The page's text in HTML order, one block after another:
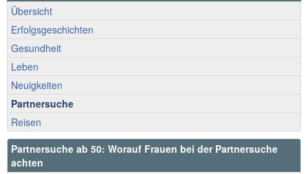
Übersicht
Erfolgsgeschichten
Gesundheit
Leben
Neuigkeiten
Partnersuche
Reisen
Partnersuche ab 50: Worauf Frauen bei der Partnersuche
achten